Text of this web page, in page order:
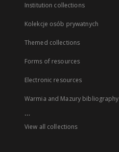
Institution collections
Kolekcje osób prywatnych
Themed collections
Forms of resources
Electronic resources
Warmia and Mazury bibliography
...
View all collections